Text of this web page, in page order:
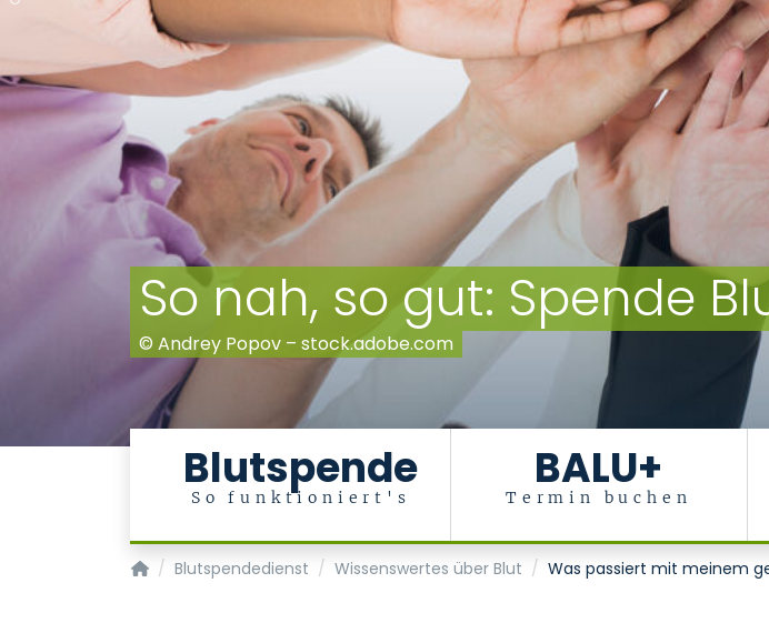
Vor der Ponte zum Piks
© Look! – stock.adobe.com
Blutspende
So funktioniert's
BALU+
Termin buchen
Transfusionsmedizin/Blutspendedienst
Blutspendedienst Wissenswertes über Blut Was passiert mit meinem